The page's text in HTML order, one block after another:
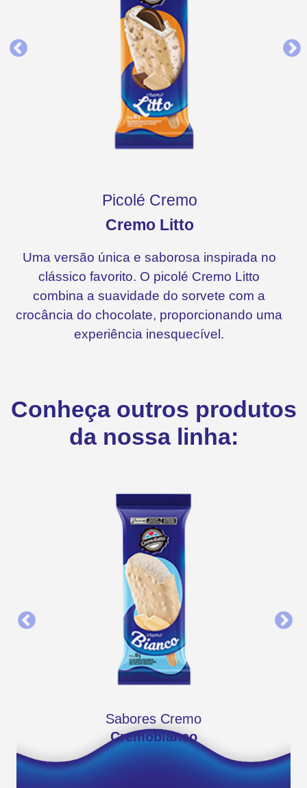
Picolé Cremo
Cremo Litto
Uma versão única e saborosa inspirada no
clássico favorito. O picolé Cremo Litto
combina a suavidade do sorvete com a
crocância do chocolate, proporcionando uma
experiência inesquecível.
Conheça outros produtos
da nossa linha:
Sabores Cremo
Cremobianco